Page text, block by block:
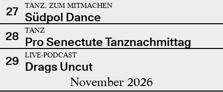
27 TANZ, ZUM MITMACHEN
Südpol Dance
28
TANZ
Pro Senectute Tanznachmittag
29
LIVE-PODCAST
Drags Uncut
November 2026